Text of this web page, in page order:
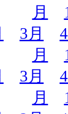
月
3月
月
3月
月